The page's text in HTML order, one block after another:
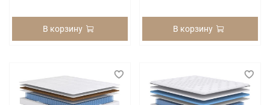
В корзину В корзину